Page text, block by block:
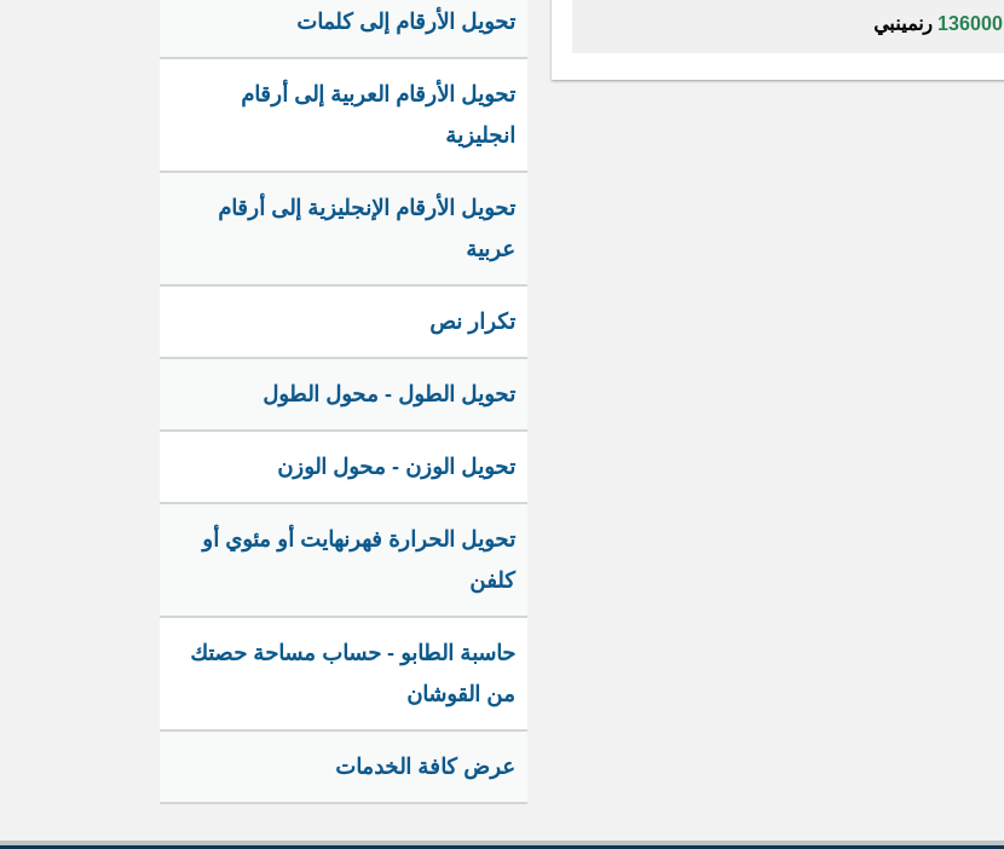
136000 رنمينبي تحويل الأرقام إلى كلمات
تحويل الأرقام العربية إلى أرقام
انجليزية
تحويل الأرقام الإنجليزية إلى أرقام
عربية
تكرار نص
تحويل الطول - محول الطول
تحويل الوزن - محول الوزن
تحويل الحرارة فهرنهايت أو مئوي أو
كلفن
حاسبة الطابو - حساب مساحة حصتك
من القوشان
عرض كافة الخدمات